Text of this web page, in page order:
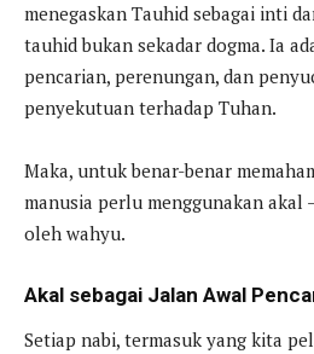
menegaskan Tauhid sebagai inti
tauhid bukan sekadar dogma. Ia
pencarian, perenungan, dan
penyekutuan terhadap Tuhan.
Maka, untuk benar-benar
manusia perlu menggunakan
oleh wahyu.
Akal sebagai Jalan Awal
Setiap nabi, termasuk yang kita